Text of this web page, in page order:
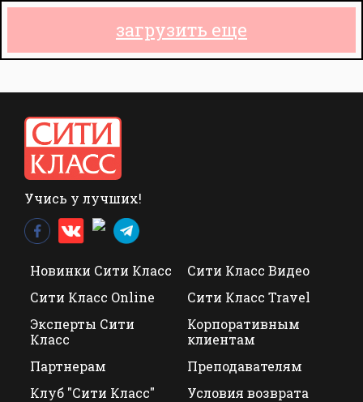
загрузить еще
Учись у лучших!
Новинки Сити Класс
Сити Класс Видео
Сити Класс Online
Сити Класс Travel
Эксперты Сити
Класс
Корпоративным
клиентам
Партнерам
Преподавателям
Клуб "Сити Класс"
Условия возврата